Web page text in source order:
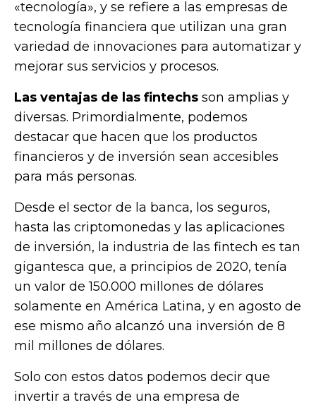
«tecnología», y se refiere a las empresas de
tecnología financiera que utilizan una gran
variedad de innovaciones para automatizar y
mejorar sus servicios y procesos.
Las ventajas de las fintechs son amplias y
diversas. Primordialmente, podemos
destacar que hacen que los productos
financieros y de inversión sean accesibles
para más personas.
Desde el sector de la banca, los seguros,
hasta las criptomonedas y las aplicaciones
de inversión, la industria de las fintech es tan
gigantesca que, a principios de 2020, tenía
un valor de 150.000 millones de dólares
solamente en América Latina, y en agosto de
ese mismo año alcanzó una inversión de 8
mil millones de dólares.
Solo con estos datos podemos decir que
invertir a través de una empresa de